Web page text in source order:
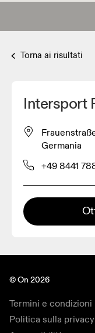
Torna ai risultati
Intersport
Germania
+49 8441
© On 2026
Termini e condizioni
Politica sulla privacy